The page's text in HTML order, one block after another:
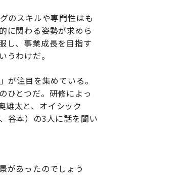
のスキルや専門性はも
に関わる姿勢が求めら
し、事業成長を目指す
わけだ。
が注目を集めている。
ひとつだ。研修によっ
雄太と、オイシック
谷本）の3人に話を聞い
があったのでしょう